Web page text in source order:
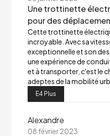
Une trottinette
pour des
Cette trottinette
incroyable. Avec sa
exceptionnelle et son
une expérience de
et à transporter, c'est le
adeptes de la mobilité
E4 Plus
Alexandre
08 février 2023